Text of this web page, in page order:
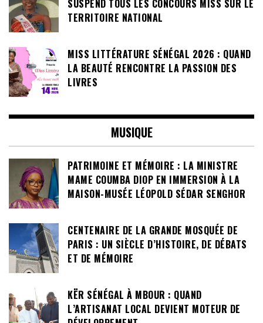
SUSPEND TOUS LES CONCOURS MISS SUR LE
TERRITOIRE NATIONAL
MISS LITTÉRATURE SÉNÉGAL 2026 : QUAND
LA BEAUTÉ RENCONTRE LA PASSION DES
LIVRES
MUSIQUE
PATRIMOINE ET MÉMOIRE : LA MINISTRE
MAME COUMBA DIOP EN IMMERSION À LA
MAISON-MUSÉE LÉOPOLD SÉDAR SENGHOR
CENTENAIRE DE LA GRANDE MOSQUÉE DE
PARIS : UN SIÈCLE D’HISTOIRE, DE DÉBATS
ET DE MÉMOIRE
KËR SÉNÉGAL À MBOUR : QUAND
L’ARTISANAT LOCAL DEVIENT MOTEUR DE